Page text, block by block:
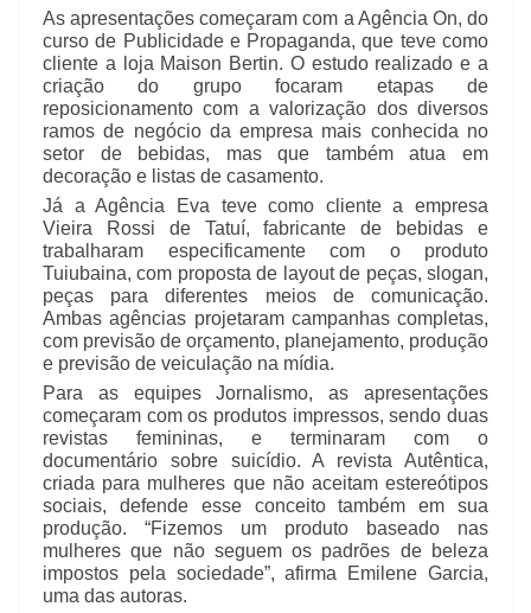
As apresentações começaram com a Agência On, do
curso de Publicidade e Propaganda, que teve como
cliente a loja Maison Bertin. O estudo realizado e a
criação do grupo focaram etapas de
reposicionamento com a valorização dos diversos
ramos de negócio da empresa mais conhecida no
setor de bebidas, mas que também atua em
decoração e listas de casamento.
Já a Agência Eva teve como cliente a empresa
Vieira Rossi de Tatuí, fabricante de bebidas e
trabalharam especificamente com o produto
Tuiubaina, com proposta de layout de peças, slogan,
peças para diferentes meios de comunicação.
Ambas agências projetaram campanhas completas,
com previsão de orçamento, planejamento, produção
e previsão de veiculação na mídia.
Para as equipes Jornalismo, as apresentações
começaram com os produtos impressos, sendo duas
revistas femininas, e terminaram com o
documentário sobre suicídio. A revista Autêntica,
criada para mulheres que não aceitam estereótipos
sociais, defende esse conceito também em sua
produção. “Fizemos um produto baseado nas
mulheres que não seguem os padrões de beleza
impostos pela sociedade”, afirma Emilene Garcia,
uma das autoras.